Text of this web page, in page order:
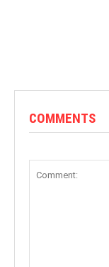
COMMENTS